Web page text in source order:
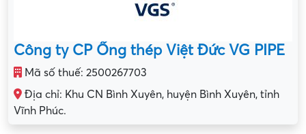
Công ty CP Ống thép Việt Đức VG PIPE
Mã số thuế: 2500267703
Địa chỉ: Khu CN Bình Xuyên, huyện Bình Xuyên, tỉnh
Vĩnh Phúc.